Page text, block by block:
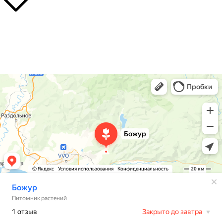
Божур
Питомник растений в Приморском крае